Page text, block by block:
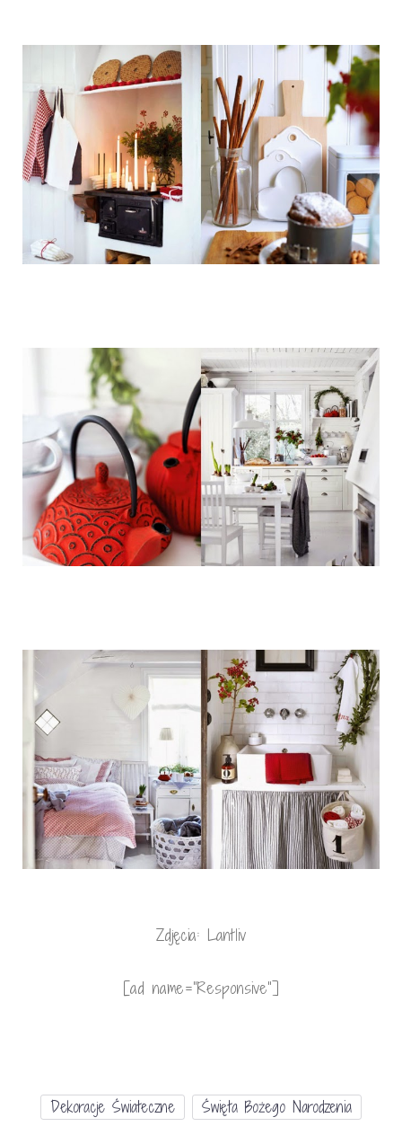
Zdjęcia: Lantliv
[ad name=”Responsive”]
Dekoracje Świateczne Święta Bożego Narodzenia